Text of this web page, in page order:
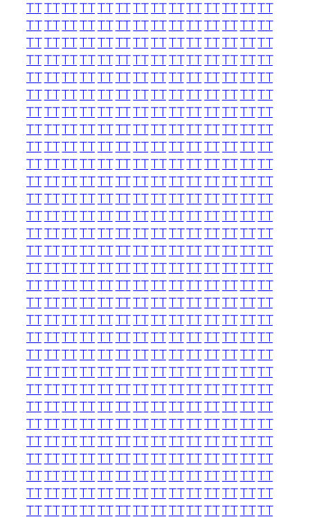
TTTTTTTTTTTTTTTTTTTTTTTTTTTT
TTTTTTTTTTTTTTTTTTTTTTTTTTTT
TTTTTTTTTTTTTTTTTTTTTTTTTTTT
TTTTTTTTTTTTTTTTTTTTTTTTTTTT
TTTTTTTTTTTTTTTTTTTTTTTTTTTT
TTTTTTTTTTTTTTTTTTTTTTTTTTTT
TTTTTTTTTTTTTTTTTTTTTTTTTTTT
TTTTTTTTTTTTTTTTTTTTTTTTTTTT
TTTTTTTTTTTTTTTTTTTTTTTTTTTT
TTTTTTTTTTTTTTTTTTTTTTTTTTTT
TTTTTTTTTTTTTTTTTTTTTTTTTTTT
TTTTTTTTTTTTTTTTTTTTTTTTTTTT
TTTTTTTTTTTTTTTTTTTTTTTTTTTT
TTTTTTTTTTTTTTTTTTTTTTTTTTTT
TTTTTTTTTTTTTTTTTTTTTTTTTTTT
TTTTTTTTTTTTTTTTTTTTTTTTTTTT
TTTTTTTTTTTTTTTTTTTTTTTTTTTT
TTTTTTTTTTTTTTTTTTTTTTTTTTTT
TTTTTTTTTTTTTTTTTTTTTTTTTTTT
TTTTTTTTTTTTTTTTTTTTTTTTTTTT
TTTTTTTTTTTTTTTTTTTTTTTTTTTT
TTTTTTTTTTTTTTTTTTTTTTTTTTTT
TTTTTTTTTTTTTTTTTTTTTTTTTTTT
TTTTTTTTTTTTTTTTTTTTTTTTTTTT
TTTTTTTTTTTTTTTTTTTTTTTTTTTT
TTTTTTTTTTTTTTTTTTTTTTTTTTTT
TTTTTTTTTTTTTTTTTTTTTTTTTTTT
TTTTTTTTTTTTTTTTTTTTTTTTTTTT
TTTTTTTTTTTTTTTTTTTTTTTTTTTT
TTTTTTTTTTTTTTTTTTTTTTTTTTTT